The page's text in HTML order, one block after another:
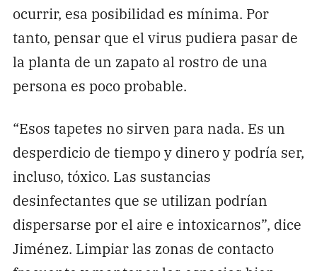
ocurrir, esa posibilidad es mínima. Por
tanto, pensar que el virus pudiera pasar de
la planta de un zapato al rostro de una
persona es poco probable.
“Esos tapetes no sirven para nada. Es un
desperdicio de tiempo y dinero y podría ser,
incluso, tóxico. Las sustancias
desinfectantes que se utilizan podrían
dispersarse por el aire e intoxicarnos”, dice
Jiménez. Limpiar las zonas de contacto